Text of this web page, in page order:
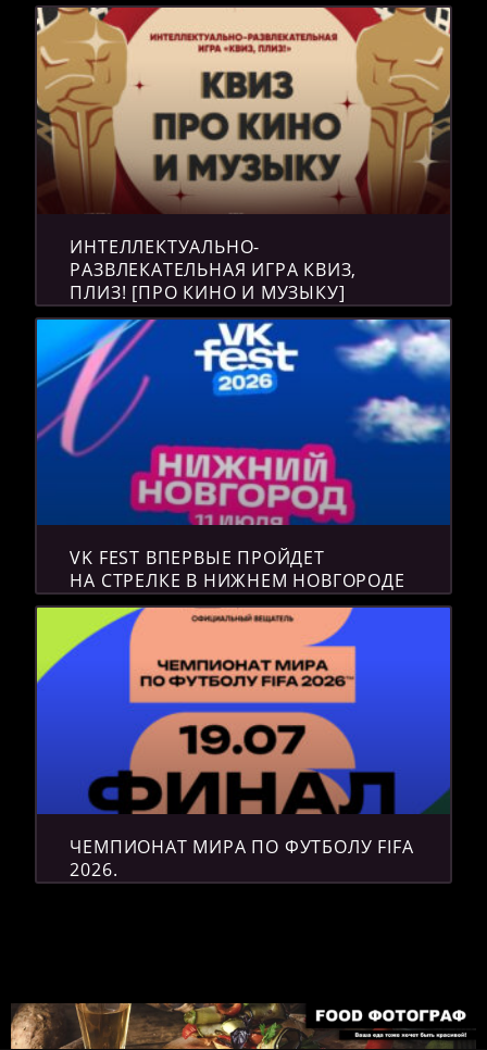
ИНТЕЛЛЕКТУАЛЬНО-
РАЗВЛЕКАТЕЛЬНАЯ ИГРА КВИЗ,
ПЛИЗ! [ПРО КИНО И МУЗЫКУ]
VK FEST ВПЕРВЫЕ ПРОЙДЕТ
НА СТРЕЛКЕ В НИЖНЕМ НОВГОРОДЕ
ЧЕМПИОНАТ МИРА ПО ФУТБОЛУ FIFA
2026.